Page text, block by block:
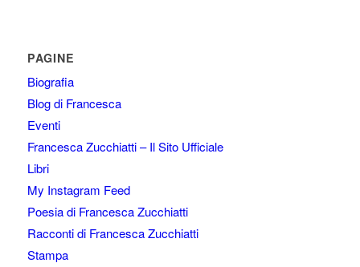
PAGINE
Biografia
Blog di Francesca
Eventi
Francesca Zucchiatti – Il Sito Ufficiale
Libri
My Instagram Feed
Poesia di Francesca Zucchiatti
Racconti di Francesca Zucchiatti
Stampa